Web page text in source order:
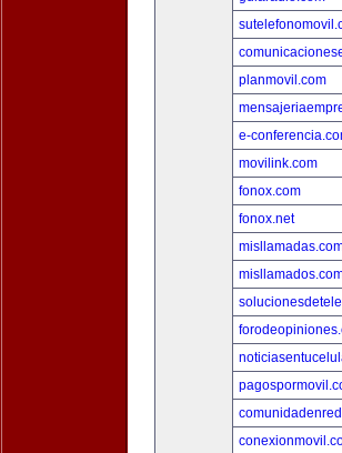
planmovil.com
e-
movilink.com
fonox.com
fonox.net